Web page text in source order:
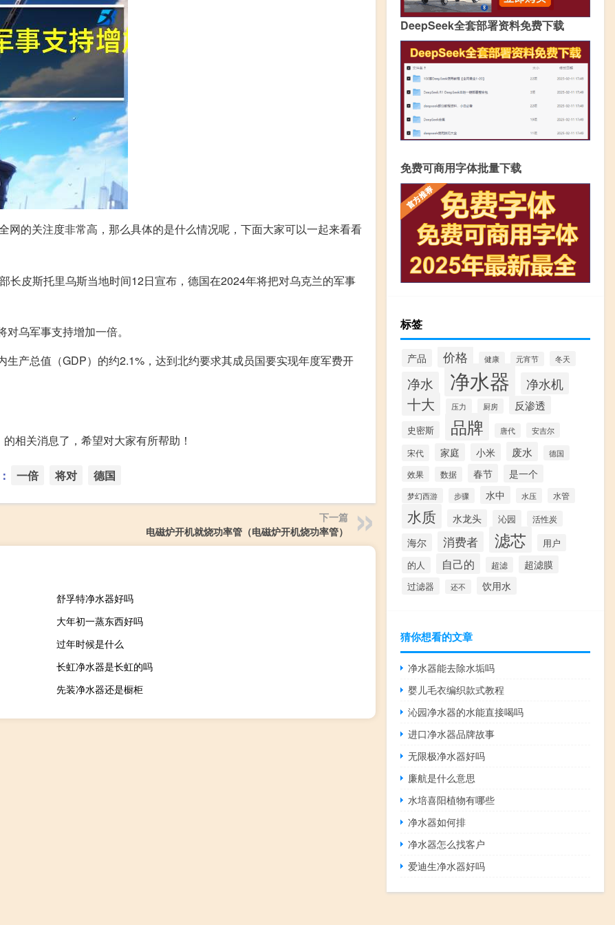
网的关注度非常高，那么具体的是什么情况呢，下面大家可以一起来看看
长皮斯托里乌斯当地时间12日宣布，德国在2024年将把对乌克兰的军事
乌军事支持增加一倍。
产总值（GDP）的约2.1%，达到北约要求其成员国要实现年度军费开
相关消息了，希望对大家有所帮助！
一倍 将对 德国
下一篇
电磁炉开机就烧功率管（电磁炉开机烧功率管）
舒孚特净水器好吗
大年初一蒸东西好吗
过年时候是什么
长虹净水器是长虹的吗
先装净水器还是橱柜
DeepSeek全套部署资料免费下载
免费可商用字体批量下载
标签
产品 价格 健康 元宵节 冬天
净水 净水器 净水机
十大 压力 厨房 反渗透
史密斯 品牌 唐代 安吉尔
宋代 家庭 小米 废水 德国
效果 数据 春节 是一个
梦幻西游 步骤 水中 水压 水管
水质 水龙头 沁园 活性炭
海尔 消费者 滤芯 用户
的人 自己的 超滤 超滤膜
过滤器 还不 饮用水
猜你想看的文章
净水器能去除水垢吗
婴儿毛衣编织款式教程
沁园净水器的水能直接喝吗
进口净水器品牌故事
无限极净水器好吗
廉航是什么意思
水培喜阳植物有哪些
净水器如何排
净水器怎么找客户
爱迪生净水器好吗